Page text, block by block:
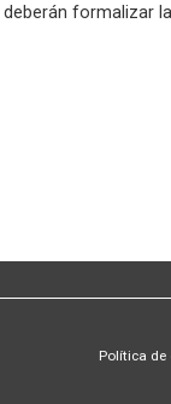
formalizar
Política de